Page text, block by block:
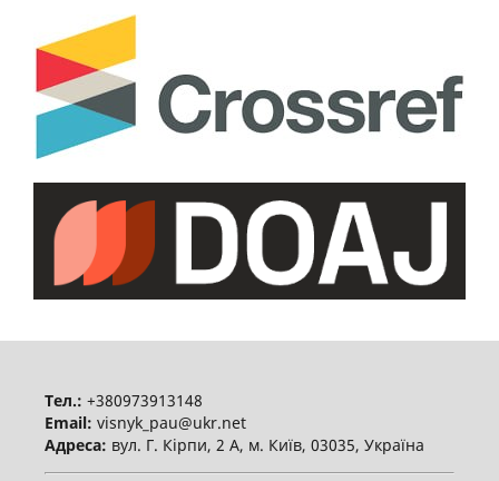
Тел.: +380973913148
Email: visnyk_pau@ukr.net
Адреса: вул. Г. Кірпи, 2 А, м. Київ, 03035, Україна